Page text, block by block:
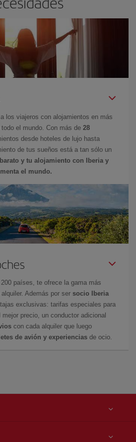
los viajeros con alojamientos en más
el mundo. Con más de 28
desde hoteles de lujo hasta
de tus sueños está a tan sólo un
y tu alojamiento con Iberia y
el mundo.
200 países, te ofrece la gama más
Además por ser socio Iberia
exclusivas: tarifas especiales para
precio, un conductor adicional
con cada alquiler que luego
de avión y experiencias de ocio.